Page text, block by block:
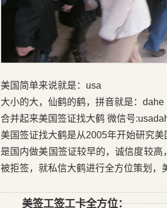
美国简单来说就是：usa
大小的大，仙鹤的鹤，拼音就是：dahe
合并起来美国签证找大鹤 微信号
美国签证找大鹤是从2005年开始研究
是国内做美国签证较早的，诚信度较
被拒签，就私信大鹤进行全方位策划，
美签工签工卡全方位：